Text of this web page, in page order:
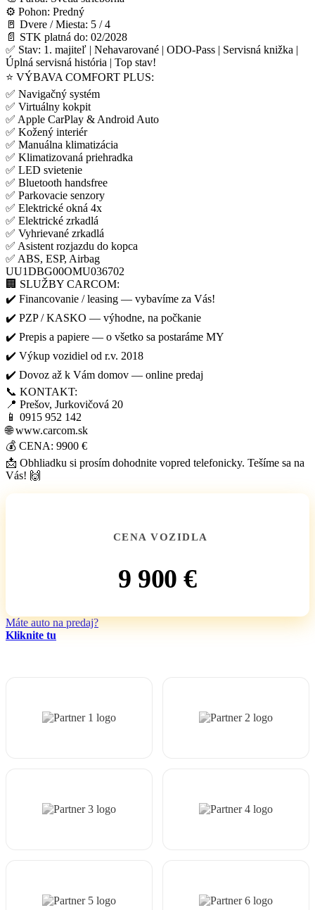
⚙️ Pohon: Predný
🚪 Dvere / Miesta: 5 / 4
📄 STK platná do: 02/2028
✅ Stav: 1. majiteľ | Nehavarované | ODO-Pass | Servisná knižka |
Úplná servisná história | Top stav!
⭐ VÝBAVA COMFORT PLUS:
✅ Navigačný systém
✅ Virtuálny kokpit
✅ Apple CarPlay & Android Auto
✅ Kožený interiér
✅ Manuálna klimatizácia
✅ Klimatizovaná priehradka
✅ LED svietenie
✅ Bluetooth handsfree
✅ Parkovacie senzory
✅ Elektrické okná 4x
✅ Elektrické zrkadlá
✅ Vyhrievané zrkadlá
✅ Asistent rozjazdu do kopca
✅ ABS, ESP, Airbag
UU1DBG00OMU036702
🏢 SLUŽBY CARCOM:
✔️ Financovanie / leasing — vybavíme za Vás!
✔️ PZP / KASKO — výhodne, na počkanie
✔️ Prepis a papiere — o všetko sa postaráme MY
✔️ Výkup vozidiel od r.v. 2018
✔️ Dovoz až k Vám domov — online predaj
📞 KONTAKT:
📍 Prešov, Jurkovičová 20
📱 0915 952 142
🌐 www.carcom.sk
💰 CENA: 9900 €
📩 Obhliadku si prosím dohodnite vopred telefonicky. Tešíme sa na
Vás! 🙌
CENA VOZIDLA
9 900 €
Máte auto na predaj?
Kliknite tu